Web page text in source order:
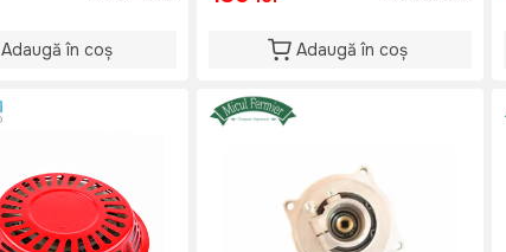
Adaugă în coș Adaugă în coș